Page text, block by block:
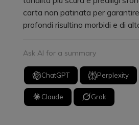
carta non patinata per
profondi risultino morbidi e di
Ask AI for a summary
ChatGPT Perplexity
Claude Grok